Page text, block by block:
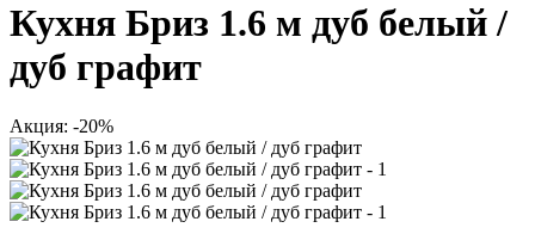
Кухня Бриз 1.6 м дуб белый /
дуб графит
Акция: -20%